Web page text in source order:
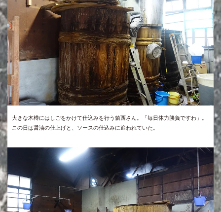
大きな木樽にはしごをかけて仕込みを行う鎮西さん。「毎日体力勝負ですわ」。
この日は醤油の仕上げと、ソースの仕込みに追われていた。